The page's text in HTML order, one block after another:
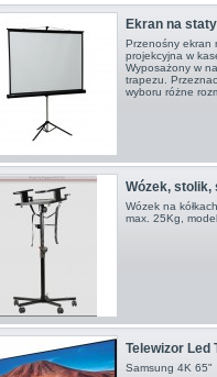
Ekran na
Przenośny ekran
projekcyjna w
Wyposażony w
trapezu.
wyboru różne
Wózek, stolik,
Wózek na
max. 25Kg,
Telewizor Led
Samsung 4K 65"